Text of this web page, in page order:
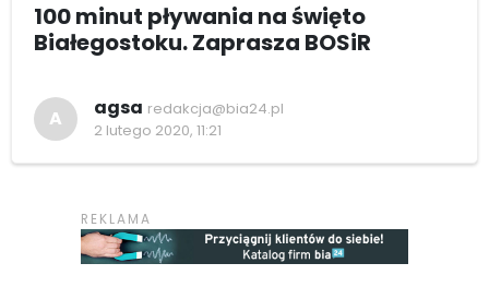
100 minut pływania na święto
Białegostoku. Zaprasza BOSiR
A agsa redakcja@bia24.pl
2 lutego 2020, 11:21